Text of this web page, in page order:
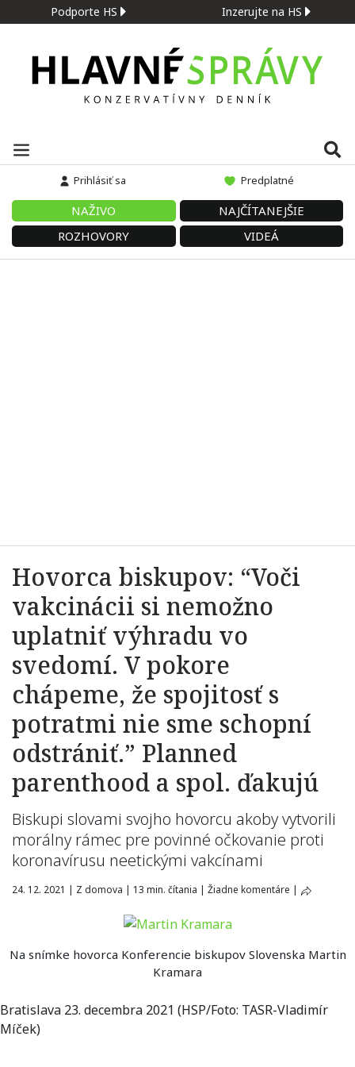
Podporte HS Inzerujte na HS
Prihlásiť sa Predplatné
NAŽIVO
NAJČÍTANEJŠIE
ROZHOVORY
VIDEÁ
Hovorca biskupov: “Voči
vakcinácii si nemožno
uplatniť výhradu vo
svedomí. V pokore
chápeme, že spojitosť s
potratmi nie sme schopní
odstrániť.” Planned
parenthood a spol. ďakujú
Biskupi slovami svojho hovorcu akoby vytvorili
morálny rámec pre povinné očkovanie proti
koronavírusu neetickými vakcínami
24. 12. 2021 | Z domova | 13 min. čítania | Žiadne komentáre |
Na snímke hovorca Konferencie biskupov Slovenska Martin
Kramara
Bratislava 23. decembra 2021 (HSP/Foto: TASR-Vladimír
Míček)